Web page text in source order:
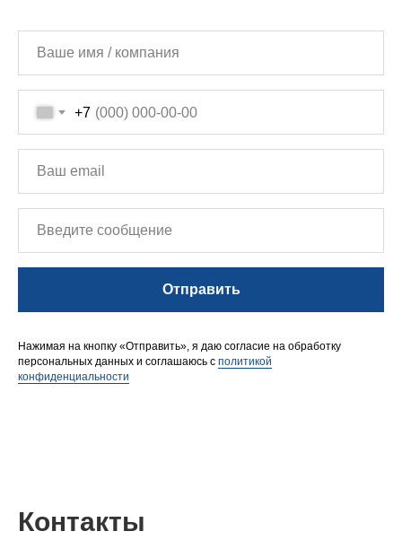
+7
Отправить
Нажимая на кнопку «Отправить», я даю согласие на обработку
персональных данных и соглашаюсь с политикой
конфиденциальности
Контакты